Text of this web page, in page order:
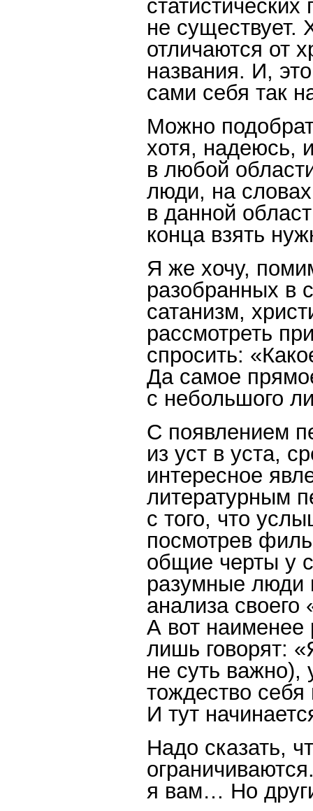
не существует.
отличаются от
названия. И,
сами себя так
Можно
хотя, надеюсь,
в любой
люди, на
в данной
конца взять
Я же хочу,
разобранных в
сатанизм,
рассмотреть
спросить:
Да самое
с небольшого
С появлением
из уст в уста,
интересное
литературным
с того, что
посмотрев
общие черты у
разумные люди
анализа
А вот наименее
лишь говорят:
не суть важно),
тождество
И тут
Надо сказать,
я вам… Но